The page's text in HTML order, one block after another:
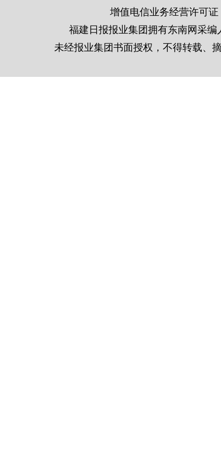
增值电信业务经营许可证
福建日报报业集团拥有东南网采
未经报业集团书面授权，不得转载、